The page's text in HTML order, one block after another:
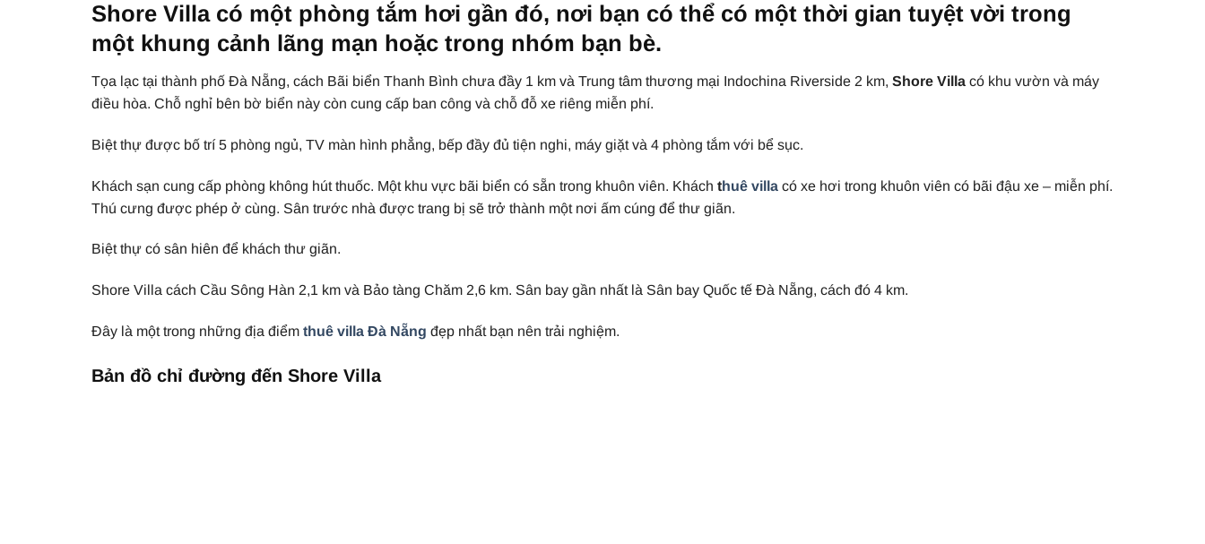
Shore Villa có một phòng tắm hơi gần đó, nơi bạn có thể có một thời gian tuyệt vời trong
một khung cảnh lãng mạn hoặc trong nhóm bạn bè.
Tọa lạc tại thành phố Đà Nẵng, cách Bãi biển Thanh Bình chưa đầy 1 km và Trung tâm thương mại Indochina Riverside 2 km, Shore Villa có khu vườn và máy
điều hòa. Chỗ nghỉ bên bờ biển này còn cung cấp ban công và chỗ đỗ xe riêng miễn phí.
Biệt thự được bố trí 5 phòng ngủ, TV màn hình phẳng, bếp đầy đủ tiện nghi, máy giặt và 4 phòng tắm với bể sục.
Khách sạn cung cấp phòng không hút thuốc. Một khu vực bãi biển có sẵn trong khuôn viên. Khách thuê villa có xe hơi trong khuôn viên có bãi đậu xe – miễn phí.
Thú cưng được phép ở cùng. Sân trước nhà được trang bị sẽ trở thành một nơi ấm cúng để thư giãn.
Biệt thự có sân hiên để khách thư giãn.
Shore Villa cách Cầu Sông Hàn 2,1 km và Bảo tàng Chăm 2,6 km. Sân bay gần nhất là Sân bay Quốc tế Đà Nẵng, cách đó 4 km.
Đây là một trong những địa điểm thuê villa Đà Nẵng đẹp nhất bạn nên trải nghiệm.
Bản đồ chỉ đường đến Shore Villa